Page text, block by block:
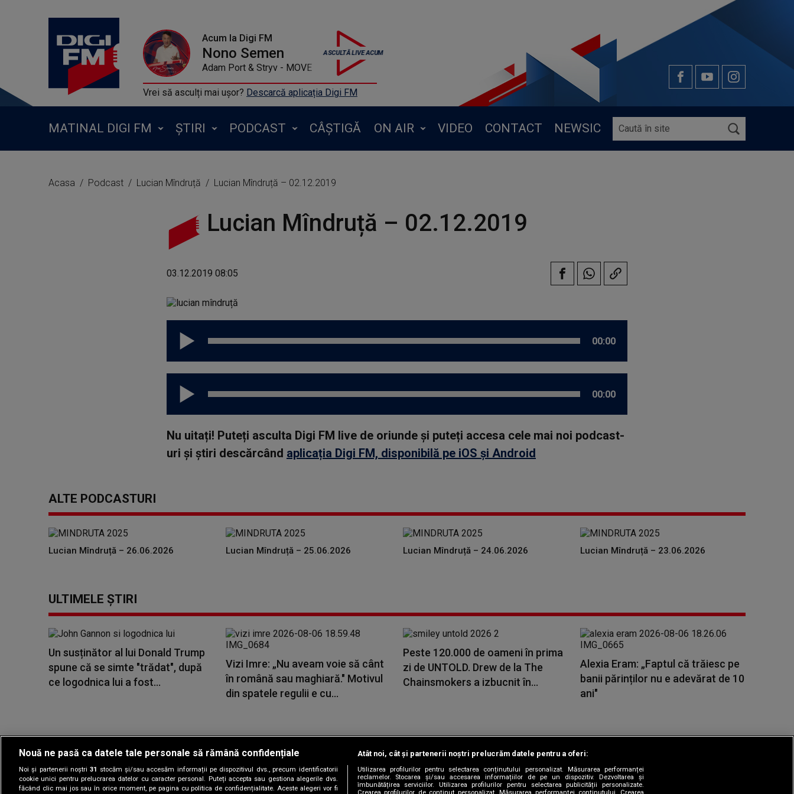
Acum la Digi FM
Nono Semen
Adam Port & Stryv - MOVE
Vrei să asculți mai ușor? Descarcă aplicația Digi FM
MATINAL DIGI FM ȘTIRI PODCAST CÂȘTIGĂ ON AIR VIDEO CONTACT NEWSIC
Acasa Podcast Lucian Mîndruță Lucian Mîndruță – 02.12.2019
Lucian Mîndruță – 02.12.2019
03.12.2019 08:05
00:00
00:00
Nu uitați! Puteți asculta Digi FM live de oriunde și puteți accesa cele mai noi podcast-
uri și știri descărcând aplicația Digi FM, disponibilă pe iOS și Android
ALTE PODCASTURI
Lucian Mîndruță – 26.06.2026 Lucian Mîndruță – 25.06.2026 Lucian Mîndruță – 24.06.2026 Lucian Mîndruță – 23.06.2026
ULTIMELE ȘTIRI
Un susținător al lui Donald Trump
spune că se simte "trădat", după
ce logodnica lui a fost...
Vizi Imre: „Nu aveam voie să cânt
în română sau maghiară." Motivul
din spatele regulii e cu...
Peste 120.000 de oameni în prima
zi de UNTOLD. Drew de la The
Chainsmokers a izbucnit în...
Alexia Eram: „Faptul că trăiesc pe
banii părinților nu e adevărat de 10
ani"
Copyright © 2026 / DIGI ROMANIA S.A.
Gestionați preferințele|Termeni și condiții |Politica de confidențialitate|Contact/Info| Codul etic|Sitemap
Nouă ne pasă ca datele tale personale să rămână confidențiale
Noi și partenerii noștri31 stocăm și/sau accesăm informații pe dispozitivul dvs., precum identificatorii
cookie unici pentru prelucrarea datelor cu caracter personal. Puteți accepta sau gestiona alegerile dvs.
făcând clic mai jos sau în orice moment, pe pagina cu politica de confidențialitate. Aceste alegeri vor fi
Atât noi, cât și partenerii noștri prelucrăm datele pentru a oferi:
Utilizarea profilurilor pentru selectarea conținutului personalizat. Măsurarea performanței
reclamelor. Stocarea și/sau accesarea informațiilor de pe un dispozitiv. Dezvoltarea și
îmbunătățirea serviciilor. Utilizarea profilurilor pentru selectarea publicității personalizate.
Crearea profilurilor de conținut personalizat. Măsurarea performanței conținutului. Crearea